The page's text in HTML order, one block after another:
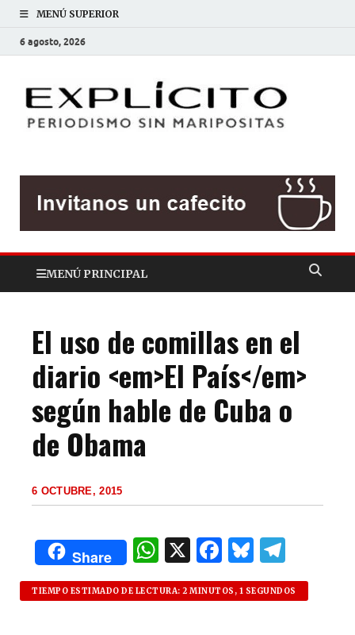
MENÚ SUPERIOR
6 agosto, 2026
MENÚ PRINCIPAL
El uso de comillas en el
diario <em>El País</em>
según hable de Cuba o
de Obama
6 OCTUBRE, 2015
Share
W
h
at
X F
a
c
B
lu
es
el
e
TIEMPO ESTIMADO DE LECTURA: 2 MINUTOS, 1 SEGUNDOS